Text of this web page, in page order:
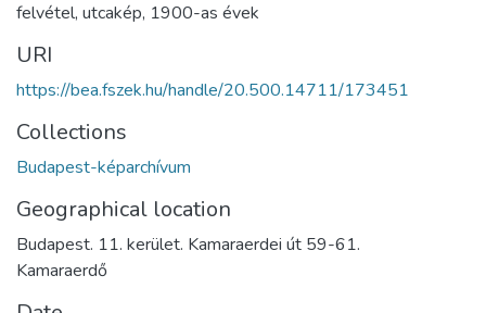
felvétel, utcakép, 1900-as évek
URI
https://bea.fszek.hu/handle/20.500.14711/173451
Collections
Budapest-képarchívum
Geographical location
Budapest. 11. kerület. Kamaraerdei út 59-61.
Kamaraerdő